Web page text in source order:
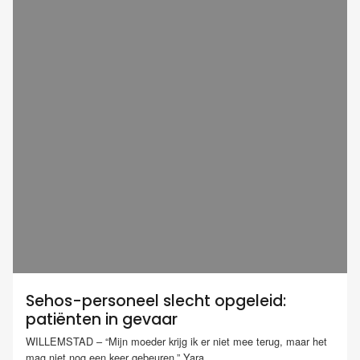
Sehos-personeel slecht opgeleid:
patiënten in gevaar
WILLEMSTAD – “Mijn moeder krijg ik er niet mee terug, maar het